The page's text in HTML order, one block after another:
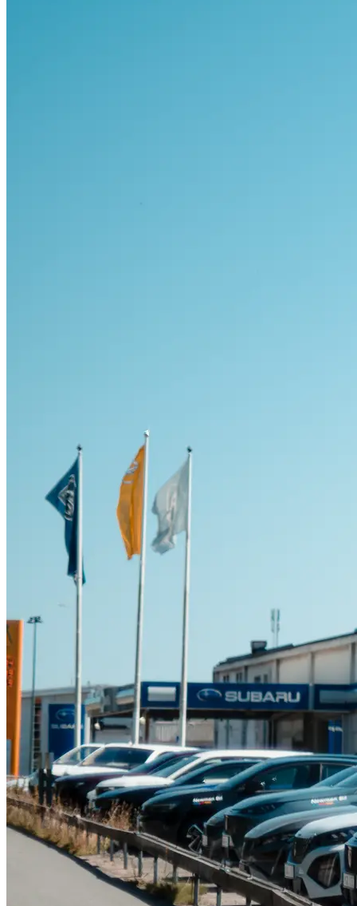
Suzuki
Leapmotor
Tillbehör & reservdelar